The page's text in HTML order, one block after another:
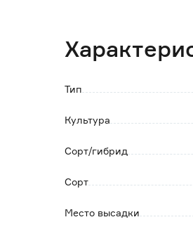
Тип
Культура
Сорт/гибрид
Сорт
Место высадки